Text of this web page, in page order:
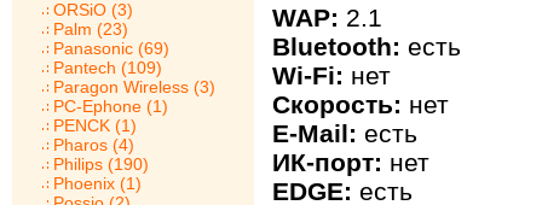
ORSiO (3)
Palm (23)
Panasonic (69)
Pantech (109)
Paragon Wireless (3)
PC-Ephone (1)
PENCK (1)
Pharos (4)
Philips (190)
Phoenix (1)
WAP: 2.1
Bluetooth: есть
Wi-Fi: нет
Скорость: нет
E-Mail: есть
ИК-порт: нет
EDGE: есть